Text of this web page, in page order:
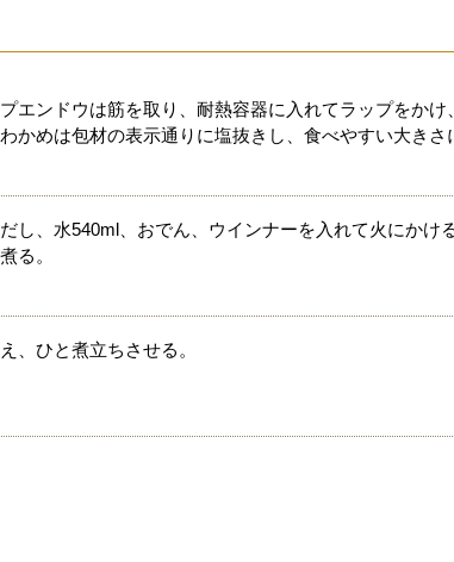
エンドウは筋を取り、耐熱容器に入れてラップをか
かめは包材の表示通りに塩抜きし、食べやすい大き
し、水540ml、おでん、ウインナーを入れて火にかけ
る。
、ひと煮立ちさせる。